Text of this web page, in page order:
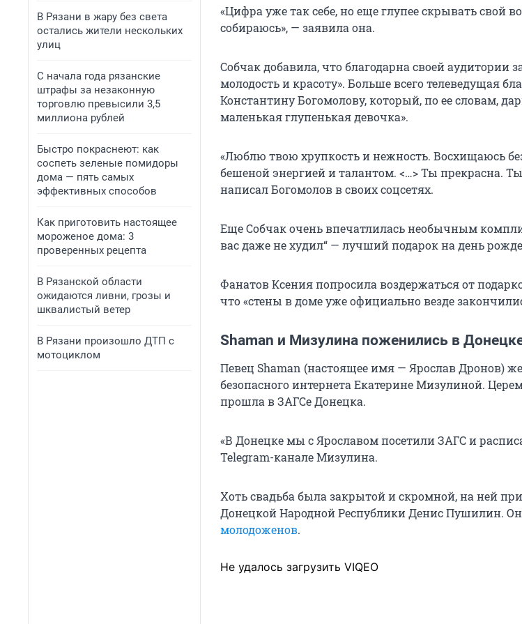
В Рязани в жару без света
остались жители нескольких
улиц
С начала года рязанские
штрафы за незаконную
торговлю превысили 3,5
миллиона рублей
Быстро покраснеют: как
соспеть зеленые помидоры
дома — пять самых
эффективных способов
Как приготовить настоящее
мороженое дома: 3
проверенных рецепта
В Рязанской области
ожидаются ливни, грозы и
шквалистый ветер
В Рязани произошло ДТП с
мотоциклом
«Цифра уже так себе, но еще глупее скрывать свой
собираюсь», — заявила она.
Собчак добавила, что благодарна своей аудитории
молодость и красоту». Больше всего телеведущая
Константину Богомолову, который, по ее словам,
маленькая глупенькая девочка».
«Люблю твою хрупкость и нежность. Восхищаюсь
бешеной энергией и талантом. <…> Ты прекрасна.
написал Богомолов в своих соцсетях.
Еще Собчак очень впечатлилась необычным
вас даже не худил“ — лучший подарок на день
Фанатов Ксения попросила воздержаться от
что «стены в доме уже официально везде
Shaman и Мизулина поженились в
Певец Shaman (настоящее имя — Ярослав Дронов)
безопасного интернета Екатерине Мизулиной.
прошла в ЗАГСе Донецка.
«В Донецке мы с Ярославом посетили ЗАГС и
Telegram-канале Мизулина.
Хоть свадьба была закрытой и скромной, на ней
Донецкой Народной Республики Денис Пушилин. Он
молодоженов.
Не удалось загрузить VIQEO